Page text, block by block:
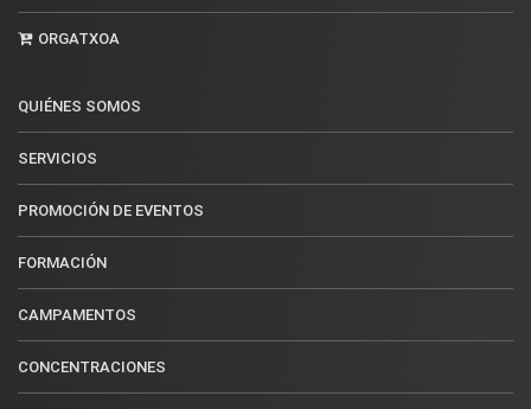
ORGATXOA
QUIÉNES SOMOS
SERVICIOS
PROMOCIÓN DE EVENTOS
FORMACIÓN
CAMPAMENTOS
CONCENTRACIONES